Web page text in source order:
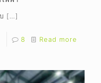
[…]
8 Read more